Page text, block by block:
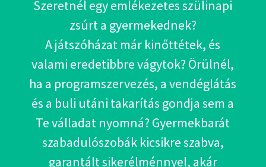
Szeretnél egy emlékezetes szülinapi
zsúrt a gyermekednek?
A játszóházat már kinőttétek, és
valami eredetibbre vágytok? Örülnél,
ha a programszervezés, a vendéglátás
és a buli utáni takarítás gondja sem a
Te válladat nyomná? Gyermekbarát
szabadulószobák kicsikre szabva,
garantált sikerélménnyel, akár